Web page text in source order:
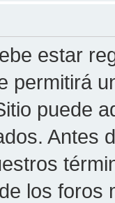
estar
permitirá
puede
Antes
los foros